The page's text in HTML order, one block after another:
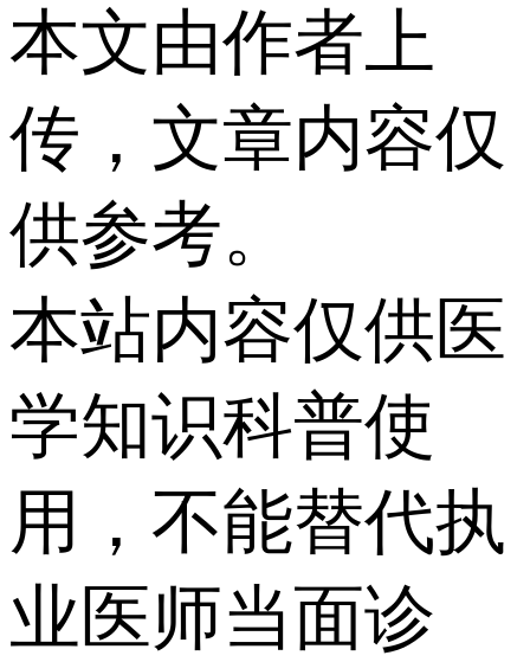
本文由作者上
传，文章内容仅
供参考。
本站内容仅供医
学知识科普使
用，不能替代执
业医师当面诊